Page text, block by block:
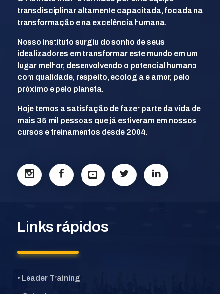
transdisciplinar altamente capacitada, focada na
transformação e na excelência humana.
Nosso instituto surgiu do sonho de seus
idealizadores em transformar este mundo em um
lugar melhor, desenvolvendo o potencial humano
com qualidade, respeito, ecologia e amor, pelo
próximo e pelo planeta.
Hoje temos a satisfação de fazer parte da vida de
mais 35 mil pessoas que já estiveram em nossos
cursos e treinamentos desde 2004.
Links rápidos
• Leader Training